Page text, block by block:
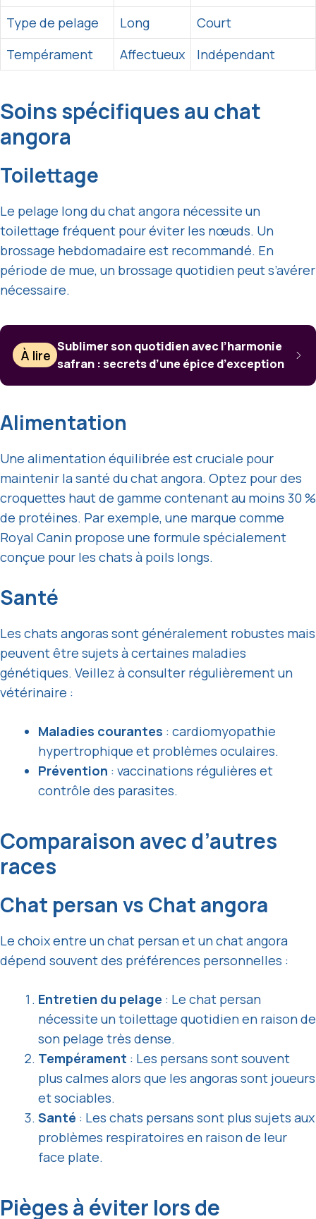
Type de pelage
Long
Court
Tempérament
Affectueux Indépendant
Soins spécifiques au chat
angora
Toilettage
Le pelage long du chat angora nécessite un
toilettage fréquent pour éviter les nœuds. Un
brossage hebdomadaire est recommandé. En
période de mue, un brossage quotidien peut s’avérer
nécessaire.
À lire
Sublimer son quotidien avec l’harmonie
safran : secrets d’une épice d’exception
Alimentation
Une alimentation équilibrée est cruciale pour
maintenir la santé du chat angora. Optez pour des
croquettes haut de gamme contenant au moins 30 %
de protéines. Par exemple, une marque comme
Royal Canin propose une formule spécialement
conçue pour les chats à poils longs.
Santé
Les chats angoras sont généralement robustes mais
peuvent être sujets à certaines maladies
génétiques. Veillez à consulter régulièrement un
vétérinaire :
Maladies courantes : cardiomyopathie
hypertrophique et problèmes oculaires.
Prévention : vaccinations régulières et
contrôle des parasites.
Comparaison avec d’autres
races
Chat persan vs Chat angora
Le choix entre un chat persan et un chat angora
dépend souvent des préférences personnelles :
Entretien du pelage : Le chat persan
nécessite un toilettage quotidien en raison de
son pelage très dense.
Tempérament : Les persans sont souvent
plus calmes alors que les angoras sont joueurs
et sociables.
Santé : Les chats persans sont plus sujets aux
problèmes respiratoires en raison de leur
face plate.
Pièges à éviter lors de